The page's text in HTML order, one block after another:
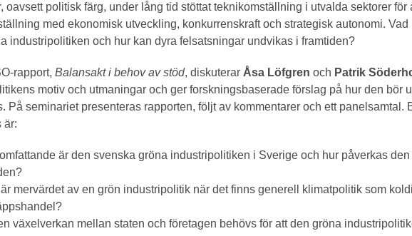
oavsett politisk färg, under lång tid stöttat teknikomställning i utvalda sektorer för
med ekonomisk utveckling, konkurrenskraft och strategisk autonomi.
industripolitiken och hur kan dyra felsatsningar undvikas i framtiden?
rapport, Balansakt i behov av stöd, diskuterar Åsa Löfgren och Patrik
motiv och utmaningar och ger forskningsbaserade förslag på hur den bör
På seminariet presenteras rapporten, följt av kommentarer och ett panelsamtal.
är:
är den svenska gröna industripolitiken i Sverige och hur påverkas
mervärdet av en grön industripolitik när det finns generell klimatpolitik som
växelverkan mellan staten och företagen behövs för att den gröna